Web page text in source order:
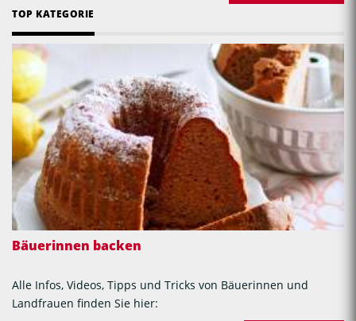
TOP KATEGORIE
Bäuerinnen backen
Alle Infos, Videos, Tipps und Tricks von Bäuerinnen und
Landfrauen finden Sie hier: